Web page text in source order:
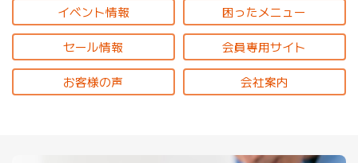
イベント情報 困ったメニュー
セール情報 会員専用サイト
お客様の声 会社案内